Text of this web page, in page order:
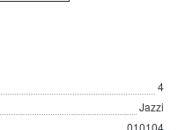
4
Jazzi
010104